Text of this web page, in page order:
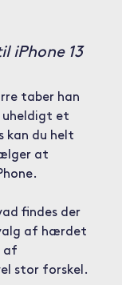
iPhone 13
taber han
uheldigt et
kan du helt
at
findes der
af hærdet
af
stor forskel.